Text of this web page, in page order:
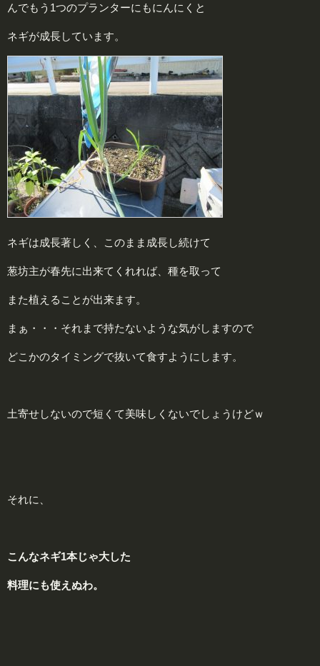
んでもう1つのプランターにもにんにくと
ネギが成長しています。
ネギは成長著しく、このまま成長し続けて
葱坊主が春先に出来てくれれば、種を取って
また植えることが出来ます。
まぁ・・・それまで持たないような気がしますので
どこかのタイミングで抜いて食すようにします。
土寄せしないので短くて美味しくないでしょうけどｗ
それに、
こんなネギ1本じゃ大した
料理にも使えぬわ。